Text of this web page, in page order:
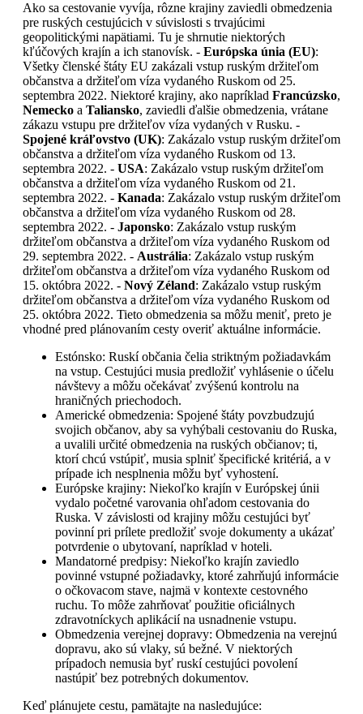
Ako sa cestovanie vyvíja, rôzne krajiny zaviedli obmedzenia
pre ruských cestujúcich v súvislosti s trvajúcimi
geopolitickými napätiami. Tu je shrnutie niektorých
kľúčových krajín a ich stanovísk. - Európska únia (EU):
Všetky členské štáty EU zakázali vstup ruským držiteľom
občanstva a držiteľom víza vydaného Ruskom od 25.
septembra 2022. Niektoré krajiny, ako napríklad Francúzsko,
Nemecko a Taliansko, zaviedli ďalšie obmedzenia, vrátane
zákazu vstupu pre držiteľov víza vydaných v Rusku. -
Spojené kráľovstvo (UK): Zakázalo vstup ruským držiteľom
občanstva a držiteľom víza vydaného Ruskom od 13.
septembra 2022. - USA: Zakázalo vstup ruským držiteľom
občanstva a držiteľom víza vydaného Ruskom od 21.
septembra 2022. - Kanada: Zakázalo vstup ruským držiteľom
občanstva a držiteľom víza vydaného Ruskom od 28.
septembra 2022. - Japonsko: Zakázalo vstup ruským
držiteľom občanstva a držiteľom víza vydaného Ruskom od
29. septembra 2022. - Austrália: Zakázalo vstup ruským
držiteľom občanstva a držiteľom víza vydaného Ruskom od
15. októbra 2022. - Nový Zéland: Zakázalo vstup ruským
držiteľom občanstva a držiteľom víza vydaného Ruskom od
25. októbra 2022. Tieto obmedzenia sa môžu meniť, preto je
vhodné pred plánovaním cesty overiť aktuálne informácie.
Estónsko: Ruskí občania čelia striktným požiadavkám
na vstup. Cestujúci musia predložiť vyhlásenie o účelu
návštevy a môžu očekávať zvýšenú kontrolu na
hraničných priechodoch.
Americké obmedzenia: Spojené štáty povzbudzujú
svojich občanov, aby sa vyhýbali cestovaniu do Ruska,
a uvalili určité obmedzenia na ruských občianov; ti,
ktorí chcú vstúpiť, musia splniť špecifické kritériá, a v
prípade ich nesplnenia môžu byť vyhostení.
Európske krajiny: Niekoľko krajín v Európskej únii
vydalo početné varovania ohľadom cestovania do
Ruska. V závislosti od krajiny môžu cestujúci byť
povinní pri prílete predložiť svoje dokumenty a ukázať
potvrdenie o ubytovaní, napríklad v hoteli.
Mandatorné predpisy: Niekoľko krajín zaviedlo
povinné vstupné požiadavky, ktoré zahrňujú informácie
o očkovacom stave, najmä v kontexte cestovného
ruchu. To môže zahrňovať použitie oficiálnych
zdravotníckych aplikácií na usnadnenie vstupu.
Obmedzenia verejnej dopravy: Obmedzenia na verejnú
dopravu, ako sú vlaky, sú bežné. V niektorých
prípadoch nemusia byť ruskí cestujúci povolení
nastúpiť bez potrebných dokumentov.
Keď plánujete cestu, pamätajte na nasledujúce: